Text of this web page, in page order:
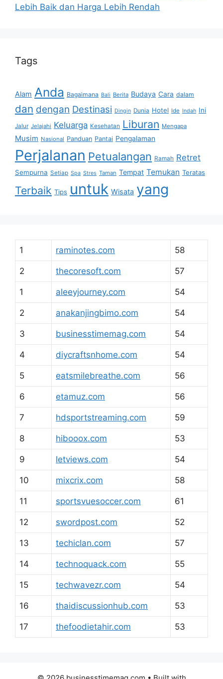
Lebih Baik dan Harga Lebih Rendah
Tags
Alam Anda Bagaimana Bali Berita Budaya Cara dalam
dan dengan Destinasi Dingin Dunia Hotel Ide Indah Ini
Jalur Jelajahi Keluarga Kesehatan Liburan Mengapa
Musim Nasional Panduan Pantai Pengalaman
Perjalanan Petualangan Ramah Retret
Sempurna Setiap Spa Stres Taman Tempat Temukan Teratas
Terbaik Tips untuk Wisata yang
1 raminotes.com 58
2 thecoresoft.com 57
1 aleeyjourney.com 54
2 anakanjingbimo.com 54
3 businesstimemag.com 54
4 diycraftsnhome.com 54
5 eatsmilebreathe.com 56
6 etamuz.com 56
7 hdsportstreaming.com 59
8 hibooox.com 53
9 letviews.com 54
10 mixcrix.com 58
11 sportsvuesoccer.com 61
12 swordpost.com 52
13 techiclan.com 57
14 technoquack.com 55
15 techwavezr.com 54
16 thaidiscussionhub.com 53
17 thefoodietahir.com 53